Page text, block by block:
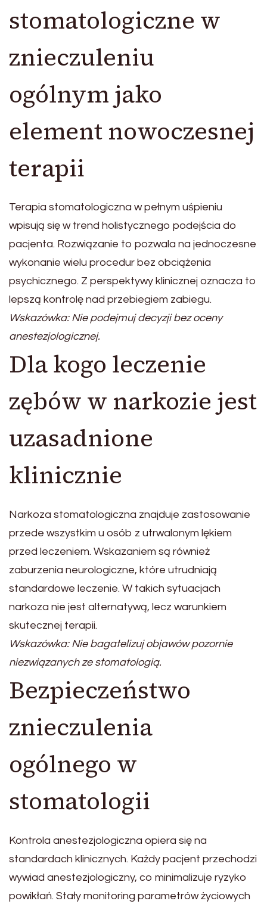
stomatologiczne w
znieczuleniu
ogólnym jako
element nowoczesnej
terapii
Terapia stomatologiczna w pełnym uśpieniu
wpisują się w trend holistycznego podejścia do
pacjenta. Rozwiązanie to pozwala na jednoczesne
wykonanie wielu procedur bez obciążenia
psychicznego. Z perspektywy klinicznej oznacza to
lepszą kontrolę nad przebiegiem zabiegu.
Wskazówka: Nie podejmuj decyzji bez oceny
anestezjologicznej.
Dla kogo leczenie
zębów w narkozie jest
uzasadnione
klinicznie
Narkoza stomatologiczna znajduje zastosowanie
przede wszystkim u osób z utrwalonym lękiem
przed leczeniem. Wskazaniem są również
zaburzenia neurologiczne, które utrudniają
standardowe leczenie. W takich sytuacjach
narkoza nie jest alternatywą, lecz warunkiem
skutecznej terapii.
Wskazówka: Nie bagatelizuj objawów pozornie
niezwiązanych ze stomatologią.
Bezpieczeństwo
znieczulenia
ogólnego w
stomatologii
Kontrola anestezjologiczna opiera się na
standardach klinicznych. Każdy pacjent przechodzi
wywiad anestezjologiczny, co minimalizuje ryzyko
powikłań. Stały monitoring parametrów życiowych